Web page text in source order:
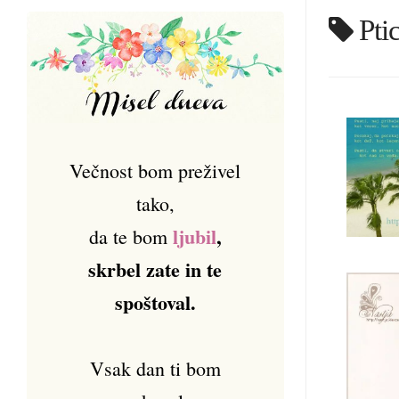
Večnost bom preživel
tako,
da te bom ljubil,
skrbel zate in te
spoštoval.
Vsak dan ti bom